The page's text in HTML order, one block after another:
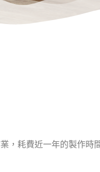
，耗費近一年的製作時